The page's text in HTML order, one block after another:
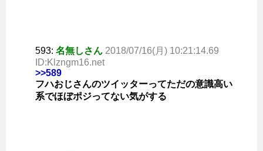
593: 名無しさん 2018/07/16(月) 10:21:14.69
ID:Klzngm16.net
>>589
フハおじさんのツイッターってただの意識高い
系でほぼポジってない気がする